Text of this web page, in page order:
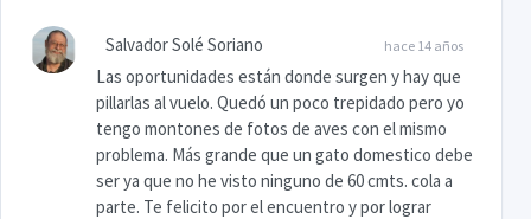
hace 14 años
Salvador Solé Soriano
Las oportunidades están donde surgen y hay que
pillarlas al vuelo. Quedó un poco trepidado pero yo
tengo montones de fotos de aves con el mismo
problema. Más grande que un gato domestico debe
ser ya que no he visto ninguno de 60 cmts. cola a
parte. Te felicito por el encuentro y por lograr